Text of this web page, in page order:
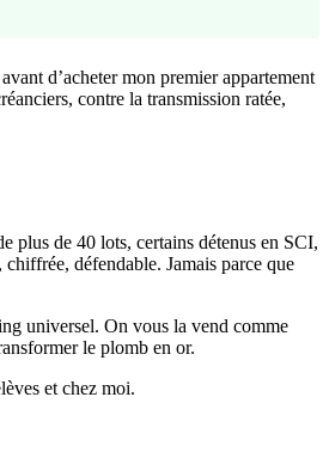
d’acheter mon premier appartement
contre la transmission ratée,
plus de 40 lots, certains détenus en SCI,
défendable. Jamais parce que
universel. On vous la vend comme
le plomb en or.
et chez moi.